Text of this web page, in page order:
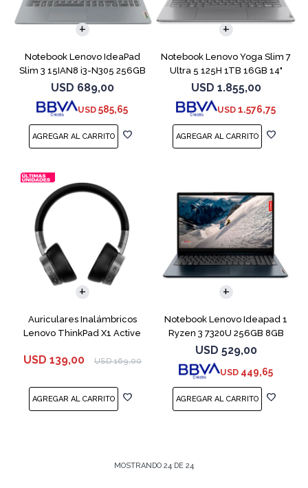
Notebook Lenovo IdeaPad
Slim 3 15IAN8 i3-N305 256GB
8GB 15.6
USD 689,00
USD 585,65
COMPARAR
Notebook Lenovo Yoga Slim 7
Ultra 5 125H 1TB 16GB 14"
Gray
USD 1.855,00
USD 1.576,75
COMPARAR
Auriculares Inalámbricos
Lenovo ThinkPad X1 Active
USD 139,00 USD 169,00
Notebook Lenovo Ideapad 1
Ryzen 3 7320U 256GB 8GB
Blue 15.6"
USD 529,00
USD 449,65
MOSTRANDO 24 DE 24